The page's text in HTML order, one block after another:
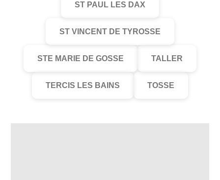
ST PAUL LES DAX
ST VINCENT DE TYROSSE
STE MARIE DE GOSSE TALLER
TERCIS LES BAINS TOSSE